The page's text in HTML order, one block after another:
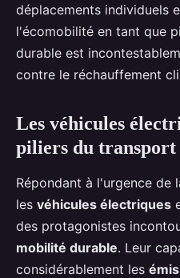
déplacements individuels
l'écomobilité en tant que
durable est
contre le réchauffement
Les véhicules
piliers du transport
Répondant à l'urgence de
les véhicules électriques
des protagonistes
mobilité durable. Leur
considérablement les